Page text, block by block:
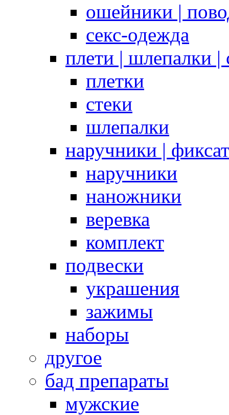
ошейники |
секс-одежда
плети | шлепалки |
плетки
стеки
шлепалки
наручники |
наручники
наножники
веревка
комплект
подвески
украшения
зажимы
наборы
другое
бад препараты
мужские